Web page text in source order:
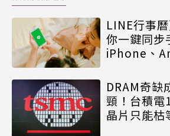
LINE行事
你一鍵同步
iPhone、
DRAM奇
頸！台積電
晶片只能枯